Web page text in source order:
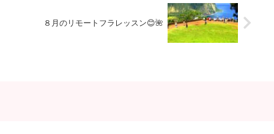
８月のリモートフラレッスン😊🌺